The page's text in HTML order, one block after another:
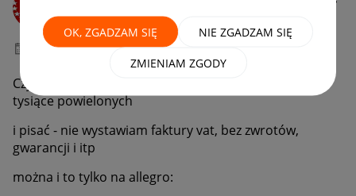
OK, ZGADZAM SIĘ NIE ZGADZAM SIĘ
ZMIENIAM ZGODY
#21 Demiurg ⭐⭐⭐
‎07-07-2026 21:41
Czy można mieć 200 000 aukcji elektroniki, w tym
tysiące powielonych
i pisać - nie wystawiam faktury vat, bez zwrotów,
gwarancji i itp
można i to tylko na allegro: